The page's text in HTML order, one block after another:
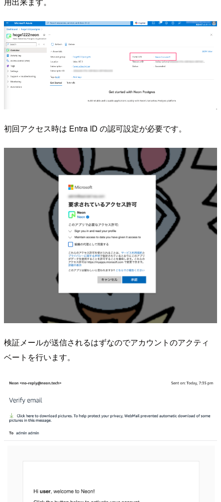
初回アクセス時は Entra ID の認可設定が必要です。
検証メールが送信されるはずなのでアカウントのアクティ
ベートを行います。